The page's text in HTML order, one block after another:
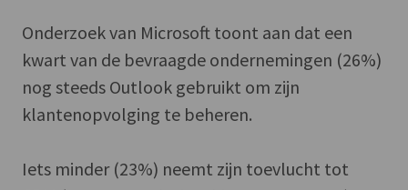
Onderzoek van Microsoft toont aan dat een
kwart van de bevraagde ondernemingen (26%)
nog steeds Outlook gebruikt om zijn
klantenopvolging te beheren.
Iets minder (23%) neemt zijn toevlucht tot